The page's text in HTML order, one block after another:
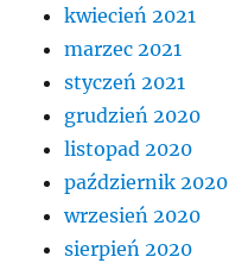
kwiecień 2021
marzec 2021
styczeń 2021
grudzień 2020
listopad 2020
październik 2020
wrzesień 2020
sierpień 2020